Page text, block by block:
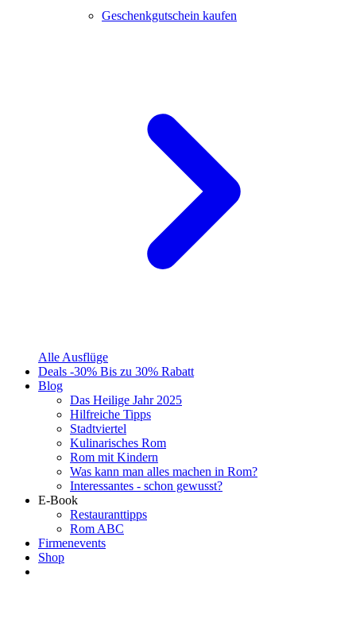
Geschenkgutschein kaufen
Alle Ausflüge
Deals -30% Bis zu 30% Rabatt
Blog
Das Heilige Jahr 2025
Hilfreiche Tipps
Stadtviertel
Kulinarisches Rom
Rom mit Kindern
Was kann man alles machen in Rom?
Interessantes - schon gewusst?
E-Book
Restauranttipps
Rom ABC
Firmenevents
Shop